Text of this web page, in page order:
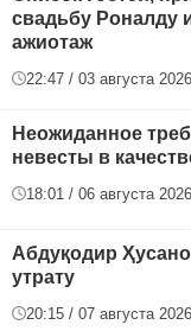
свадьбу Роналду
ажиотаж
22:47 / 03 августа 2026
Неожиданное
невесты в
18:01 / 06 августа 2026
Абдуқодир
утрату
20:15 / 07 августа 2026